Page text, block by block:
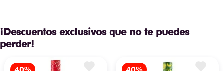
¡Descuentos exclusivos que no te puedes
perder!